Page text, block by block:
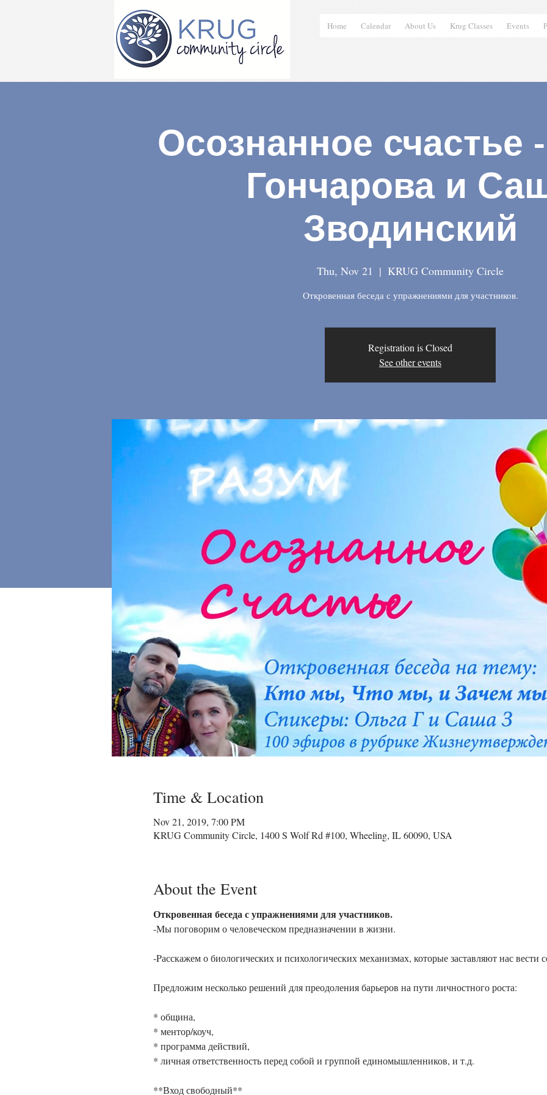
Home Calendar About Us Krug Classes Events
Осознанное счастье
Гончарова и
Зводинский
Thu, Nov 21
  |
KRUG Community Circle
Откровенная беседа с упражнениями для участников.
Registration is Closed
See other events
Time & Location
Nov 21, 2019, 7:00 PM
KRUG Community Circle, 1400 S Wolf Rd #100, Wheeling, IL 60090, USA
About the Event
Откровенная беседа с упражнениями для участников.
* община,
* ментор/коуч,
* программа действий,